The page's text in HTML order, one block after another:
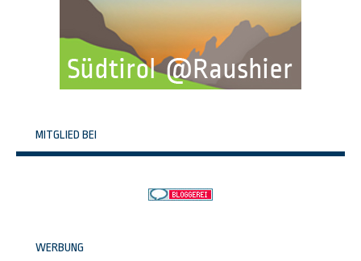
MITGLIED BEI
WERBUNG